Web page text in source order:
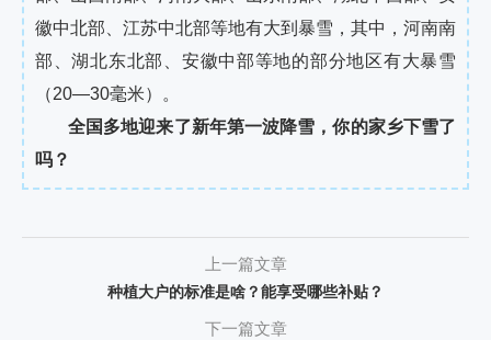
徽中北部、江苏中北部等地有大到暴雪，其中，河南南
部、湖北东北部、安徽中部等地的部分地区有大暴雪
（20—30毫米）。
全国多地迎来了新年第一波降雪，你的家乡下雪了
吗？
上一篇文章
种植大户的标准是啥？能享受哪些补贴？
下一篇文章